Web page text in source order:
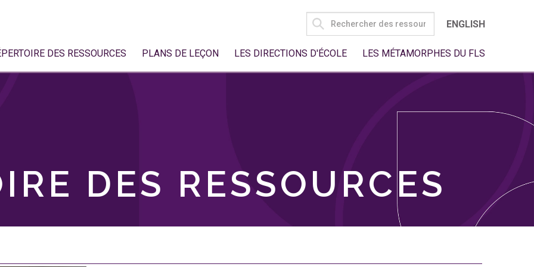
SEARCH
FOR:
ENGLISH
DES RESSOURCES PLANS DE LEÇON LES DIRECTIONS D'ÉCOLE LES MÉTAMORPHES DU FLS
DES RESSOURCES